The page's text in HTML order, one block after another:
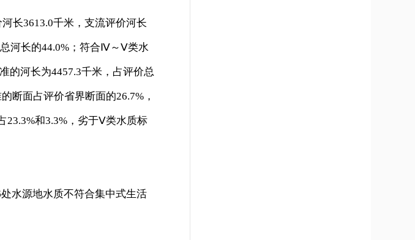
长3613.0千米，支流评价河长
河长的44.0%；符合Ⅳ～Ⅴ类水
的河长为4457.3千米，占评价总
断面占评价省界断面的26.7%，
和3.3%，劣于Ⅴ类水质标
水源地水质不符合集中式生活